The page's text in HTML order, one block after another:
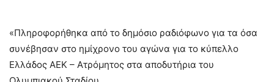
«Πληροφορήθηκα από το δημόσιο ραδιόφωνο για τα όσα
συνέβησαν στο ημίχρονο του αγώνα για το κύπελλο
Ελλάδος ΑΕΚ – Ατρόμητος στα αποδυτήρια του